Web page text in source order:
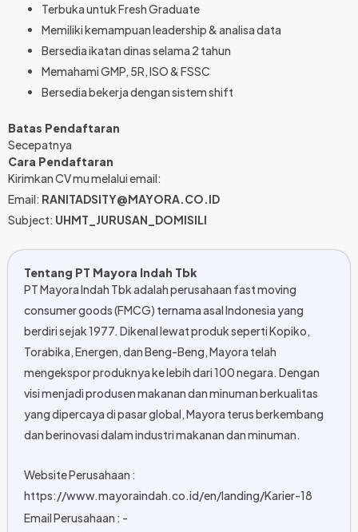
Terbuka untuk Fresh Graduate
Memiliki kemampuan leadership & analisa data
Bersedia ikatan dinas selama 2 tahun
Memahami GMP, 5R, ISO & FSSC
Bersedia bekerja dengan sistem shift
Batas Pendaftaran
Secepatnya
Cara Pendaftaran
Kirimkan CV mu melalui email:
Email: RANITADSITY@MAYORA.CO.ID
Subject: UHMT_JURUSAN_DOMISILI
Tentang PT Mayora Indah Tbk
PT Mayora Indah Tbk adalah perusahaan fast moving
consumer goods (FMCG) ternama asal Indonesia yang
berdiri sejak 1977. Dikenal lewat produk seperti Kopiko,
Torabika, Energen, dan Beng-Beng, Mayora telah
mengekspor produknya ke lebih dari 100 negara. Dengan
visi menjadi produsen makanan dan minuman berkualitas
yang dipercaya di pasar global, Mayora terus berkembang
dan berinovasi dalam industri makanan dan minuman.
Website Perusahaan :
https://www.mayoraindah.co.id/en/landing/Karier-18
Email Perusahaan : -